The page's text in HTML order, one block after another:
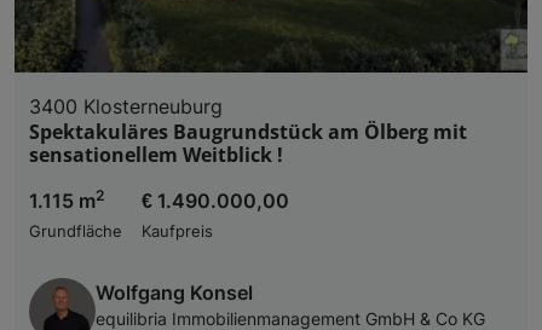
3400 Klosterneuburg
Spektakuläres Baugrundstück am Ölberg mit
sensationellem Weitblick !
1.115 m2
Grundfläche
€ 1.490.000,00
Kaufpreis
Wolfgang Konsel
equilibria Immobilienmanagement GmbH & Co KG